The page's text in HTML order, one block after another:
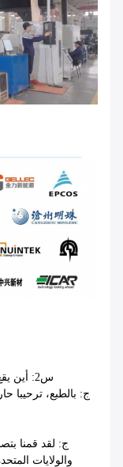
س2: أين يقع مصنعك؟ هل يمكنني زيارته قبل وضع طلب؟
ج: بالطبع، ترحيبا
ج: لقد قمنا
والولايات